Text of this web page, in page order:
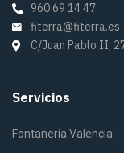
960 69 14 47
fiterra@fiterra.es
C/Juan Pablo II,
Servicios
Fontaneria Valencia